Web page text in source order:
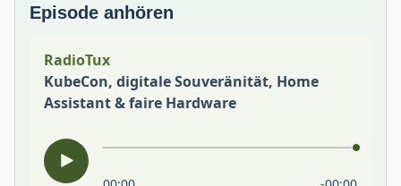
Episode anhören